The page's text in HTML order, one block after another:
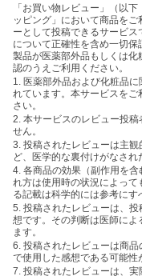
「お買い物レビュー」（以
ッピング」において商品を
ーとして投稿できるサービ
について正確性を含め一切保
製品が医薬部外品もしくは
認のうえご利用ください。
1. 医薬部外品および化粧品
れています。本サービスを
さい。
2. 本サービスのレビュー投
せん。
3. 投稿されたレビューは主
ど、医学的な裏付けがなされ
4. 各商品の効果（副作用を
れ方は使用時の状況によっ
る記載は科学的には参考にす
5. 投稿されたレビューは、
想です。その判断は医師によ
ます。
6. 投稿されたレビューは商
で使用した感想である可能性
7. 投稿されたレビューは、